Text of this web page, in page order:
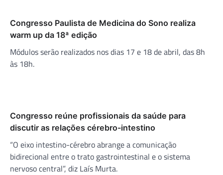
Congresso Paulista de Medicina do Sono realiza
warm up da 18ª edição
Módulos serão realizados nos dias 17 e 18 de abril, das 8h
às 18h.
Congresso reúne profissionais da saúde para
discutir as relações cérebro-intestino
“O eixo intestino-cérebro abrange a comunicação
bidirecional entre o trato gastrointestinal e o sistema
nervoso central”, diz Laís Murta.